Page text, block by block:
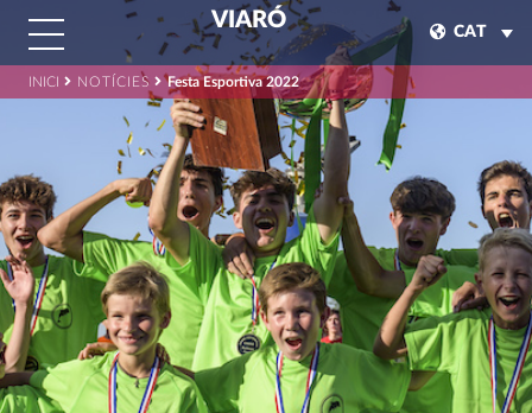
VIARÓ
CAT
INICI NOTÍCIES Festa Esportiva 2022